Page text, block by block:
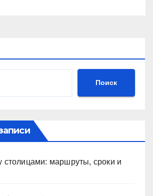
Поиск
столицами: маршруты, сроки и